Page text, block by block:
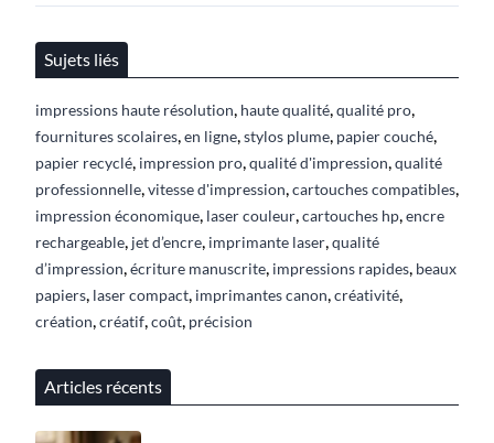
Sujets liés
impressions haute résolution haute qualité qualité pro
fournitures scolaires en ligne stylos plume papier couché
papier recyclé impression pro qualité d'impression qualité
professionnelle vitesse d'impression cartouches compatibles
impression économique laser couleur cartouches hp encre
rechargeable jet d’encre imprimante laser qualité
d’impression écriture manuscrite impressions rapides beaux
papiers laser compact imprimantes canon créativité
création créatif coût précision
Articles récents